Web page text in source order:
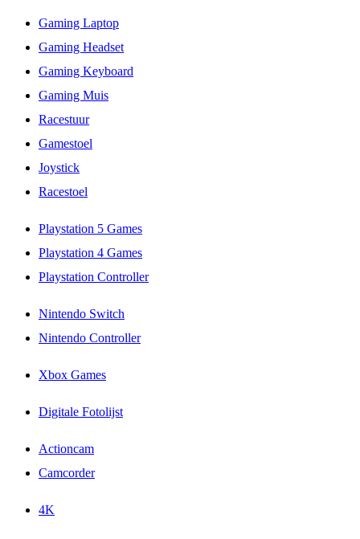
Gaming Laptop
Gaming Headset
Gaming Keyboard
Gaming Muis
Racestuur
Gamestoel
Joystick
Racestoel
Playstation 5 Games
Playstation 4 Games
Playstation Controller
Nintendo Switch
Nintendo Controller
Xbox Games
Digitale Fotolijst
Actioncam
Camcorder
4K